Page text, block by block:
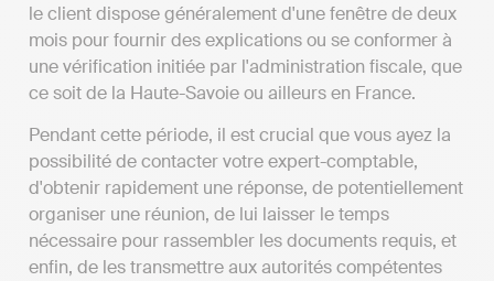
le client dispose généralement d'une fenêtre de deux
mois pour fournir des explications ou se conformer à
une vérification initiée par l'administration fiscale, que
ce soit de la Haute-Savoie ou ailleurs en France.
Pendant cette période, il est crucial que vous ayez la
possibilité de contacter votre expert-comptable,
d'obtenir rapidement une réponse, de potentiellement
organiser une réunion, de lui laisser le temps
nécessaire pour rassembler les documents requis, et
enfin, de les transmettre aux autorités compétentes